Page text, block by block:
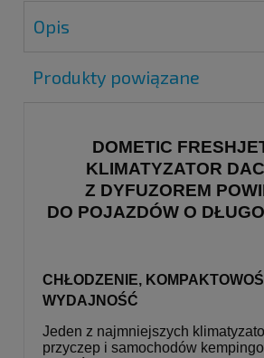
Opis
Produkty powiązane
DOMETIC
KLIMATYZATOR
Z DYFUZOREM
DO POJAZDÓW O
CHŁODZENIE,
WYDAJNOŚĆ
Jeden z najmniejszych
przyczep i samochodów